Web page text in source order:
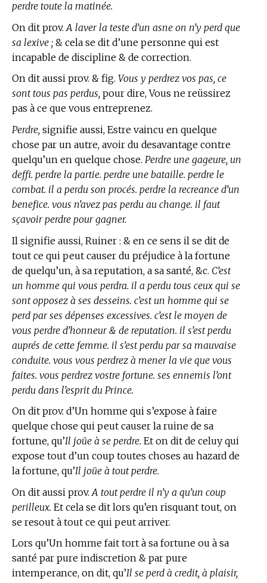
perdre toute la matinée.
On dit prov. A laver la teste d’un asne on n’y perd que
sa lexive ; & cela se dit d’une personne qui est
incapable de discipline & de correction.
On dit aussi prov. & fig. Vous y perdrez vos pas, ce
sont tous pas perdus, pour dire, Vous ne reüssirez
pas à ce que vous entreprenez.
Perdre, signifie aussi, Estre vaincu en quelque
chose par un autre, avoir du desavantage contre
quelqu’un en quelque chose. Perdre une gageure, un
deffi. perdre la partie. perdre une bataille. perdre le
combat. il a perdu son procés. perdre la recreance d’un
benefice. vous n’avez pas perdu au change. il faut
sçavoir perdre pour gagner.
Il signifie aussi, Ruiner : & en ce sens il se dit de
tout ce qui peut causer du préjudice à la fortune
de quelqu’un, à sa reputation, a sa santé, &c. C’est
un homme qui vous perdra. il a perdu tous ceux qui se
sont opposez à ses desseins. c’est un homme qui se
perd par ses dépenses excessives. c’est le moyen de
vous perdre d’honneur & de reputation. il s’est perdu
auprés de cette femme. il s’est perdu par sa mauvaise
conduite. vous vous perdrez à mener la vie que vous
faites. vous perdrez vostre fortune. ses ennemis l’ont
perdu dans l’esprit du Prince.
On dit prov. d’Un homme qui s’expose à faire
quelque chose qui peut causer la ruine de sa
fortune, qu’Il joüe à se perdre. Et on dit de celuy qui
expose tout d’un coup toutes choses au hazard de
la fortune, qu’Il joüe à tout perdre.
On dit aussi prov. A tout perdre il n’y a qu’un coup
perilleux. Et cela se dit lors qu’en risquant tout, on
se resout à tout ce qui peut arriver.
Lors qu’Un homme fait tort à sa fortune ou à sa
santé par pure indiscretion & par pure
intemperance, on dit, qu’Il se perd à credit, à plaisir,